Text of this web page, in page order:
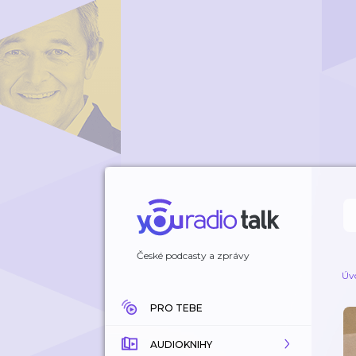
České podcasty a zprávy
PRO TEBE
AUDIOKNIHY